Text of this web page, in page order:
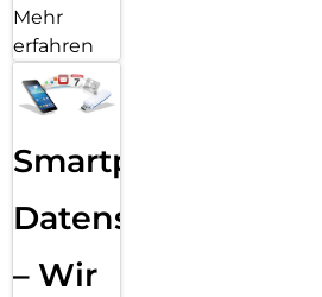
Mehr
erfahren
Smartphone
Datensicherung
– Wir